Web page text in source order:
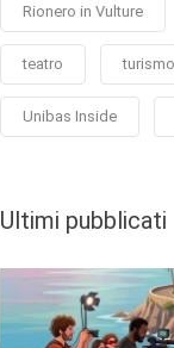
Rionero in Vulture
teatro turismo
Unibas Inside
Ultimi pubblicati